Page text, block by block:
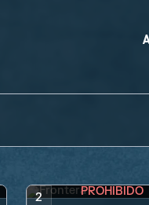
2 PROHIBIDO